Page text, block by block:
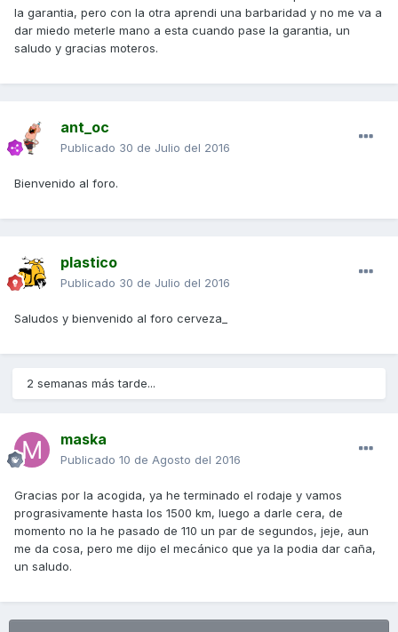
la garantia, pero con la otra aprendi una barbaridad y no me va a
dar miedo meterle mano a esta cuando pase la garantia, un
saludo y gracias moteros.
ant_oc
Publicado 30 de Julio del 2016
Bienvenido al foro.
plastico
Publicado 30 de Julio del 2016
Saludos y bienvenido al foro cerveza_
2 semanas más tarde...
maska
Publicado 10 de Agosto del 2016
Gracias por la acogida, ya he terminado el rodaje y vamos
prograsivamente hasta los 1500 km, luego a darle cera, de
momento no la he pasado de 110 un par de segundos, jeje, aun
me da cosa, pero me dijo el mecánico que ya la podia dar caña,
un saludo.